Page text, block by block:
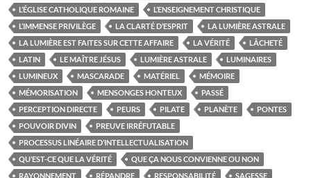
L’ÉGLISE CATHOLIQUE ROMAINE
L’ENSEIGNEMENT CHRISTIQUE
L’IMMENSE PRIVILÈGE
LA CLARTÉ D’ESPRIT
LA LUMIÈRE ASTRALE
LA LUMIÈRE EST FAITES SUR CETTE AFFAIRE
LA VÉRITÉ
LÂCHETÉ
LATIN
LE MAÎTRE JÉSUS LUMIÈRE ASTRALE
LUMINAIRES
LUMINEUX
MASCARADE MATÉRIEL
MÉMOIRE
MÉMORISATION
MENSONGES HONTEUX
PASSÉ
PERCEPTION DIRECTE
PEURS PILATE PLANÈTE
PONTES
POUVOIR DIVIN
PREUVE IRRÉFUTABLE
PROCESSUS LINÉAIRE D’INTELLECTUALISATION
QU’EST-CE QUE LA VÉRITÉ
QUE ÇA NOUS CONVIENNE OU NON
RAYONNEMENT
RÉPANDRE RESPONSABILITÉ
SAGESSE